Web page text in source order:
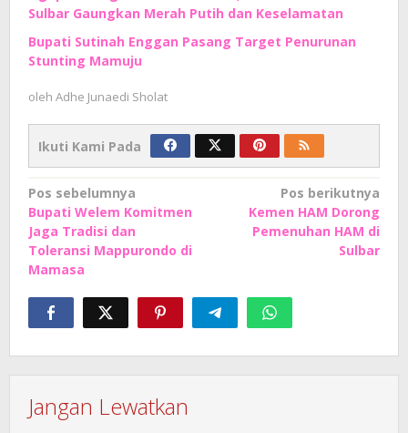
Sulbar Gaungkan Merah Putih dan Keselamatan
Bupati Sutinah Enggan Pasang Target Penurunan
Stunting Mamuju
oleh Adhe Junaedi Sholat
Ikuti Kami Pada
Navigasi
pos
Pos sebelumnya
Bupati Welem Komitmen
Jaga Tradisi dan
Toleransi Mappurondo di
Mamasa
Pos berikutnya
Kemen HAM Dorong
Pemenuhan HAM di
Sulbar
Jangan Lewatkan